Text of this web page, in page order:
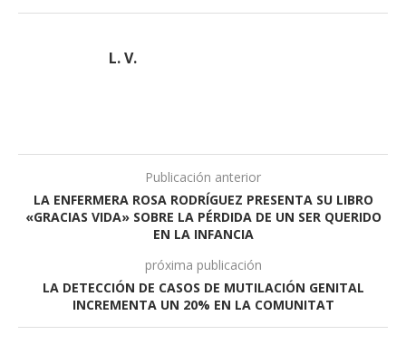
L. V.
Publicación anterior
LA ENFERMERA ROSA RODRÍGUEZ PRESENTA SU LIBRO
«GRACIAS VIDA» SOBRE LA PÉRDIDA DE UN SER QUERIDO
EN LA INFANCIA
próxima publicación
LA DETECCIÓN DE CASOS DE MUTILACIÓN GENITAL
INCREMENTA UN 20% EN LA COMUNITAT